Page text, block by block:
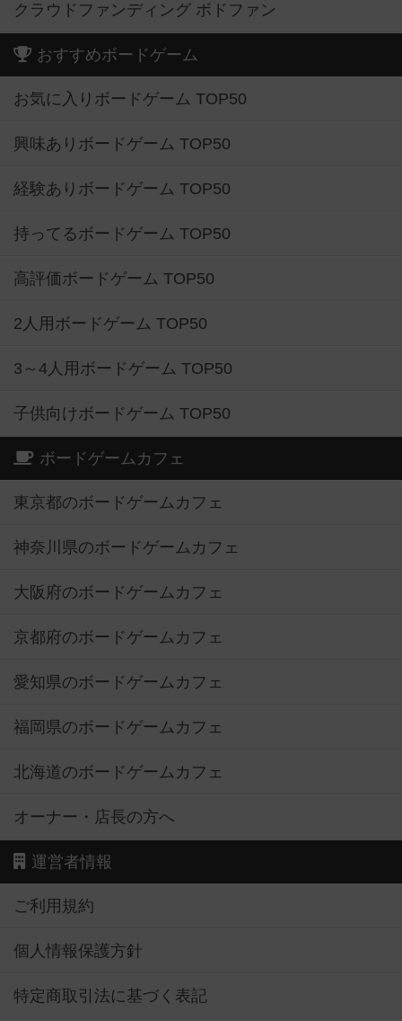
クラウドファンディング ボドファン
おすすめボードゲーム
お気に入りボードゲーム TOP50
興味ありボードゲーム TOP50
経験ありボードゲーム TOP50
持ってるボードゲーム TOP50
高評価ボードゲーム TOP50
2人用ボードゲーム TOP50
3～4人用ボードゲーム TOP50
子供向けボードゲーム TOP50
ボードゲームカフェ
東京都のボードゲームカフェ
神奈川県のボードゲームカフェ
大阪府のボードゲームカフェ
京都府のボードゲームカフェ
愛知県のボードゲームカフェ
福岡県のボードゲームカフェ
北海道のボードゲームカフェ
オーナー・店長の方へ
運営者情報
ご利用規約
個人情報保護方針
特定商取引法に基づく表記